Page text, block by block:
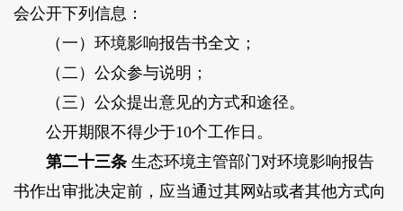
会公开下列信息：
（一）环境影响报告书全文；
（二）公众参与说明；
（三）公众提出意见的方式和途径。
公开期限不得少于10个工作日。
第二十三条生态环境主管部门对环境影响报告
书作出审批决定前，应当通过其网站或者其他方式向